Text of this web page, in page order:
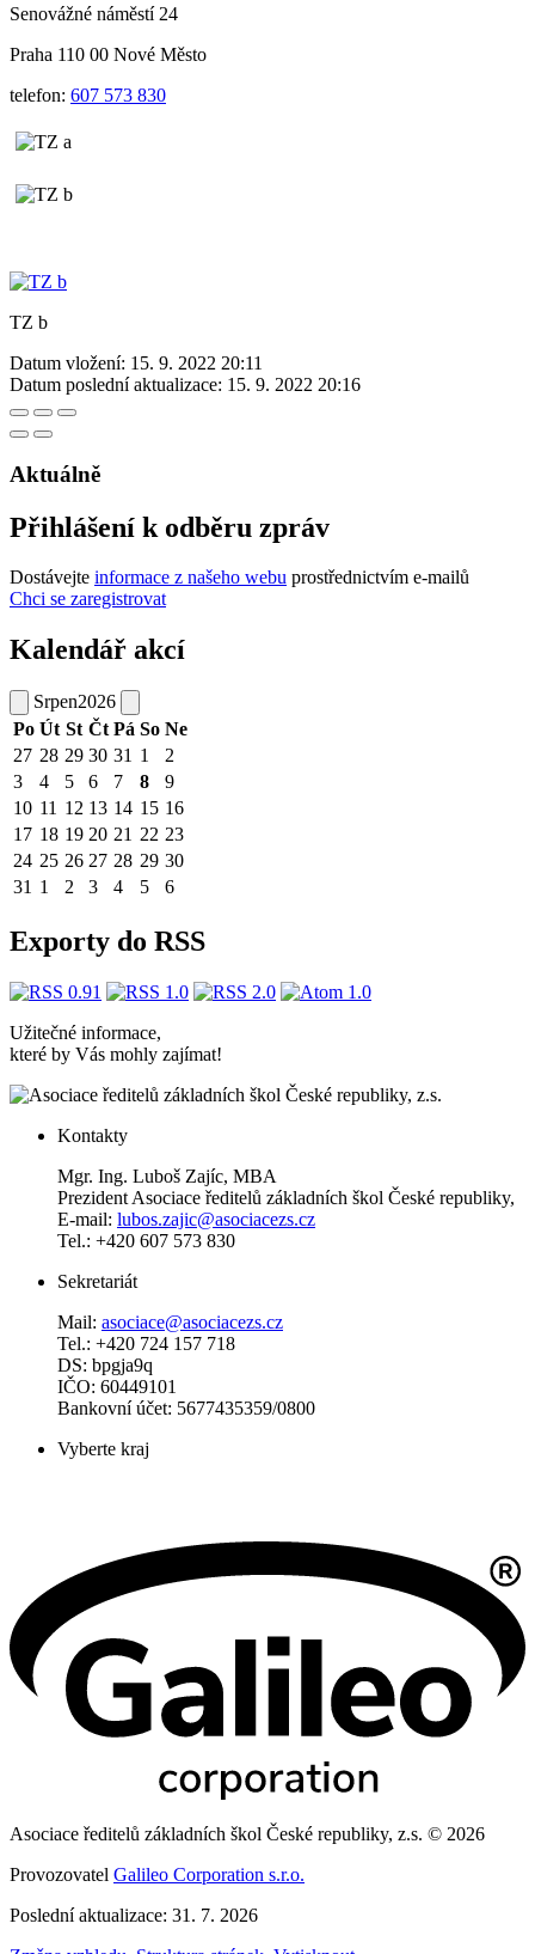
Senovážné náměstí 24
Praha 110 00 Nové Město
telefon: 607 573 830
TZ b
Datum vložení: 15. 9. 2022 20:11
Datum poslední aktualizace: 15. 9. 2022 20:16
Aktuálně
Přihlášení k odběru zpráv
Dostávejte informace z našeho webu prostřednictvím e-mailů
Chci se zaregistrovat
Kalendář akcí
Srpen2026
Po Út St Čt Pá So Ne
27 28 29 30 31 1
2
3
4 5 6 7 8
9
10 11 12 13 14 15 16
17 18 19 20 21 22 23
24 25 26 27 28 29 30
31 1 2 3 4 5 6
Exporty do RSS
Užitečné informace,
které by Vás mohly zajímat!
Kontakty
Mgr. Ing. Luboš Zajíc, MBA
Prezident Asociace ředitelů základních škol České republiky,
E-mail: lubos.zajic@asociacezs.cz
Tel.: +420 607 573 830
Sekretariát
Mail: asociace@asociacezs.cz
Tel.: +420 724 157 718
DS: bpgja9q
IČO: 60449101
Bankovní účet: 5677435359/0800
Vyberte kraj
Asociace ředitelů základních škol České republiky, z.s. © 2026
Provozovatel Galileo Corporation s.r.o.
Poslední aktualizace: 31. 7. 2026